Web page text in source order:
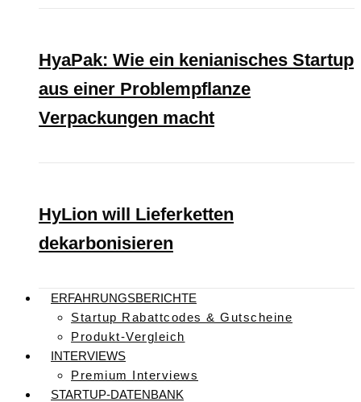
HyaPak: Wie ein kenianisches Startup
aus einer Problempflanze
Verpackungen macht
HyLion will Lieferketten
dekarbonisieren
ERFAHRUNGSBERICHTE
Startup Rabattcodes & Gutscheine
Produkt-Vergleich
INTERVIEWS
Premium Interviews
STARTUP-DATENBANK